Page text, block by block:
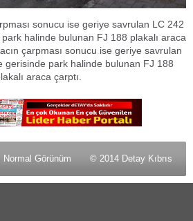
sonucu ise geriye savrulan LC 242
halinde bulunan FJ 188 plakalı araca
çarpması sonucu ise geriye savrulan
gerisinde park halinde bulunan FJ 188
araca çarptı.
Normal Görünüm © 2014 Detay Kıbrıs